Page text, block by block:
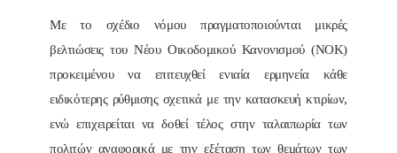
Με το σχέδιο νόμου πραγματοποιούνται μικρές
βελτιώσεις του Νέου Οικοδομικού Κανονισμού (ΝΟΚ)
προκειμένου να επιτευχθεί ενιαία ερμηνεία κάθε
ειδικότερης ρύθμισης σχετικά με την κατασκευή κτιρίων,
ενώ επιχειρείται να δοθεί τέλος στην ταλαιπωρία των
πολιτών αναφορικά με την εξέταση των θεμάτων των